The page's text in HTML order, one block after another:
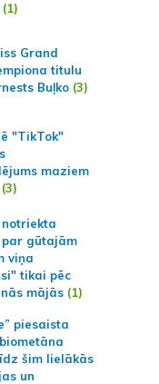
Grand
titulu
Buļko(3)
"TikTok"
maziem
par gūtajām
viņa
tikai pēc
mājās(1)
piesaista
šim lielākās
un